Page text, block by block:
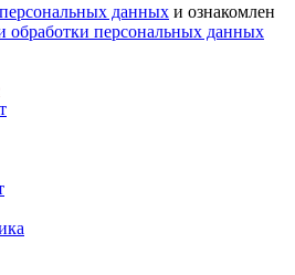
данных и ознакомлен
обработки персональных данных